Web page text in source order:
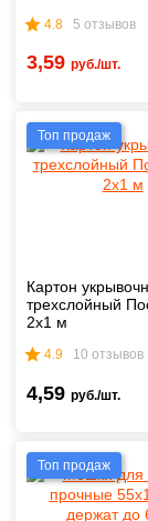
4.8 5 отзывов
3,59 руб./шт.
Топ продаж
Картон
трехслойный
2х1 м
4.9 10 отзывов
4,59 руб./шт.
Топ продаж